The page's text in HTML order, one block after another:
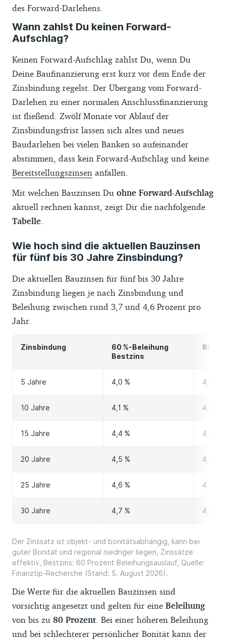
des Forward-Darlehens.
Wann zahlst Du keinen Forward-
Aufschlag?
Keinen Forward-Aufschlag zahlst Du, wenn Du
Deine Baufinanzierung erst kurz vor dem Ende der
Zinsbindung regelst. Der Übergang vom Forward-
Darlehen zu einer normalen Anschlussfinanzierung
ist fließend. Zwölf Monate vor Ablauf der
Zinsbindungsfrist lassen sich altes und neues
Baudarlehen bei vielen Banken so aufeinander
abstimmen, dass kein Forward-Aufschlag und keine
Bereitstellungszinsen anfallen.
Mit welchen Bauzinsen Du ohne Forward-Aufschlag
aktuell rechnen kannst, zeigt Dir die nachfolgende
Tabelle
Wie hoch sind die aktuellen Bauzinsen
für fünf bis 30 Jahre Zinsbindung?
Die aktuellen Bauzinsen für fünf bis 30 Jahre
Zinsbindung liegen je nach Zinsbindung und
Beleihung zwischen rund 3,7 und 4,6 Prozent pro
Jahr.
Zinsbindung
60 %-Beleihung
Bestzins
80 %-
5 Jahre 4,0 % 4,0 %
10 Jahre 4,1 % 4,1 %
15 Jahre 4,4 % 4,4 %
20 Jahre 4,5 % 4,6 %
25 Jahre 4,6 % 4,7 %
30 Jahre 4,7 % 4,8 %
Der Zinssatz ist objekt- und bonitätsabhängig, kann bei
guter Bonität und regional niedriger liegen, Zinssätze
effektiv, Bestzins: 60 Prozent Beleihungsauslauf, Quelle:
Finanztip-Recherche (Stand: 5. August 2026).
Die Werte für die aktuellen Bauzinsen sind
vorsichtig angesetzt und gelten für eine Beleihung
von bis zu 80 Prozent . Bei einer höheren Beleihung
und bei schlechterer persönlicher Bonität kann der